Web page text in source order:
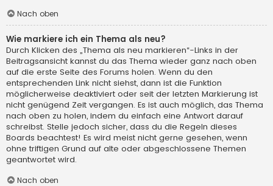
Nach oben
Wie markiere ich ein Thema als neu?
Durch Klicken des „Thema als neu markieren“-Links in der
Beitragsansicht kannst du das Thema wieder ganz nach oben
auf die erste Seite des Forums holen. Wenn du den
entsprechenden Link nicht siehst, dann ist die Funktion
möglicherweise deaktiviert oder seit der letzten Markierung ist
nicht genügend Zeit vergangen. Es ist auch möglich, das Thema
nach oben zu holen, indem du einfach eine Antwort darauf
schreibst. Stelle jedoch sicher, dass du die Regeln dieses
Boards beachtest! Es wird meist nicht gerne gesehen, wenn
ohne triftigen Grund auf alte oder abgeschlossene Themen
geantwortet wird.
Nach oben